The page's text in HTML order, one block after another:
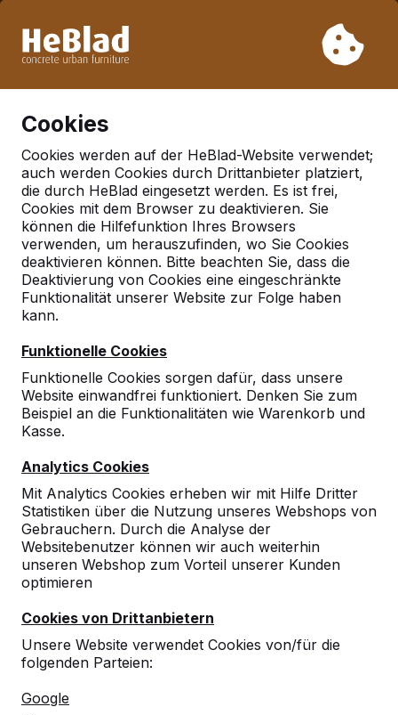
Woche 33 nicht. Bitte berücksichtigen Sie daher längere
Cookies
Cookies werden auf der HeBlad-Website verwendet;
auch werden Cookies durch Drittanbieter platziert,
die durch HeBlad eingesetzt werden. Es ist frei,
Cookies mit dem Browser zu deaktivieren. Sie
können die Hilfefunktion Ihres Browsers
verwenden, um herauszufinden, wo Sie Cookies
deaktivieren können. Bitte beachten Sie, dass die
Deaktivierung von Cookies eine eingeschränkte
Funktionalität unserer Website zur Folge haben
kann.
Funktionelle Cookies
Funktionelle Cookies sorgen dafür, dass unsere
Website einwandfrei funktioniert. Denken Sie zum
Beispiel an die Funktionalitäten wie Warenkorb und
Kasse.
Analytics Cookies
Mit Analytics Cookies erheben wir mit Hilfe Dritter
Statistiken über die Nutzung unseres Webshops von
Gebrauchern. Durch die Analyse der
Websitebenutzer können wir auch weiterhin
unseren Webshop zum Vorteil unserer Kunden
optimieren
Cookies von Drittanbietern
Unsere Website verwendet Cookies von/für die
folgenden Parteien:
Google
Deutschland
Referenties in:Lorrach
10
Sehr netter Kontakt zum Team im Büro und
zum Fahrer.
Sehr zuverlässig und bemüht eine
Kundenfreundliche Lösung zu finden.
Gerne wieder.
Christian Stratz
21-01-2025